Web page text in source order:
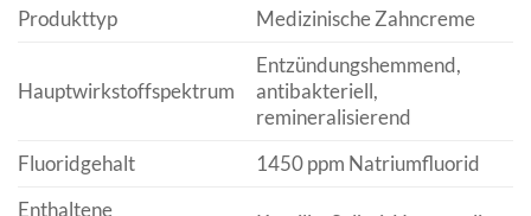
Produkttyp
Medizinische Zahncreme
Hauptwirkstoffspektrum
Entzündungshemmend,
antibakteriell,
remineralisierend
Fluoridgehalt
1450 ppm Natriumfluorid
Enthaltene